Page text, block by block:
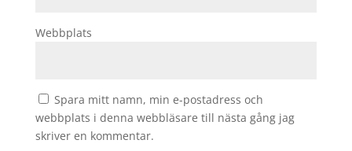
Webbplats
Spara mitt namn, min e-postadress och
webbplats i denna webbläsare till nästa gång jag
skriver en kommentar.